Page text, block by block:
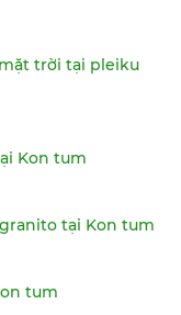
trời tại pleiku
Kon tum
tại Kon tum
tum